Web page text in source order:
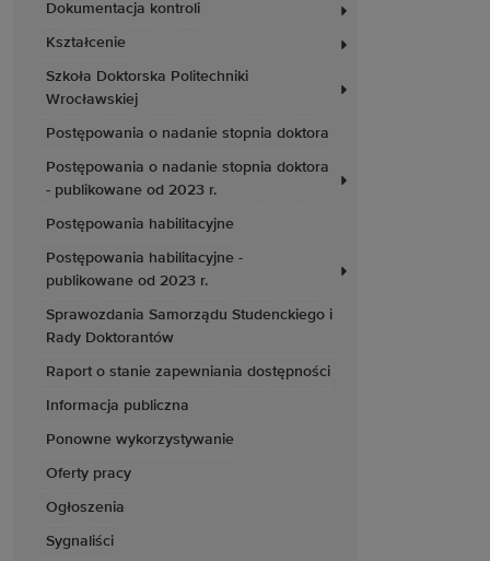
Dokumentacja kontroli
Kształcenie
Szkoła Doktorska Politechniki
Wrocławskiej
Postępowania o nadanie stopnia doktora
Postępowania o nadanie stopnia doktora
- publikowane od 2023 r.
Postępowania habilitacyjne
Postępowania habilitacyjne -
publikowane od 2023 r.
Sprawozdania Samorządu Studenckiego i
Rady Doktorantów
Raport o stanie zapewniania dostępności
Informacja publiczna
Ponowne wykorzystywanie
Oferty pracy
Ogłoszenia
Sygnaliści